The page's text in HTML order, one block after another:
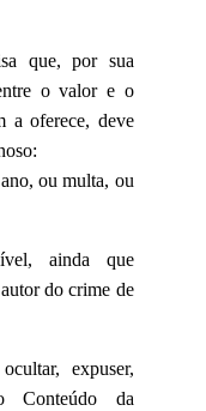
que, por sua
o valor e o
a oferece, deve
ou multa, ou
ainda que
do crime de
expuser,
Conteúdo da